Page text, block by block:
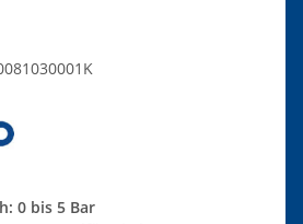
0 bis 5 Bar